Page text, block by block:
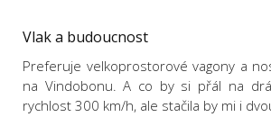
Vlak a budoucnost
Preferuje velkoprostorové vagony a
na Vindobonu. A co by si přál na
rychlost 300 km/h, ale stačila by mi i